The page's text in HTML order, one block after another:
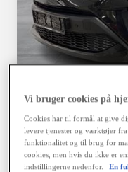
Toyota C-HR
Toyota C-HR 1B
Herlev
HYBRID
Vi bruger cookies på
Cookies har til formål at give
levere tjenester og værktøjer
funktionalitet og til brug for
cookies, men hvis du ikke er
indstillingerne nedenfor.
En